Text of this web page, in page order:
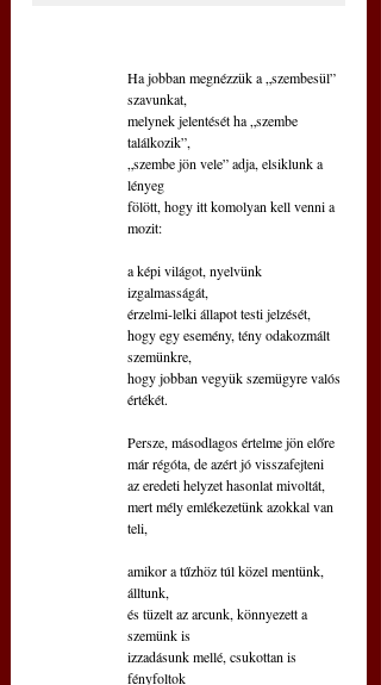
Ha jobban megnézzük a „szembesül”
szavunkat,
melynek jelentését ha „szembe
találkozik”,
„szembe jön vele” adja, elsiklunk a
lényeg
fölött, hogy itt komolyan kell venni a
mozit:
a képi világot, nyelvünk
izgalmasságát,
érzelmi-lelki állapot testi jelzését,
hogy egy esemény, tény odakozmált
szemünkre,
hogy jobban vegyük szemügyre valós
értékét.
Persze, másodlagos értelme jön előre
már régóta, de azért jó visszafejteni
az eredeti helyzet hasonlat mivoltát,
mert mély emlékezetünk azokkal van
teli,
amikor a tűzhöz túl közel mentünk,
álltunk,
és tüzelt az arcunk, könnyezett a
szemünk is
izzadásunk mellé, csukottan is
fényfoltok